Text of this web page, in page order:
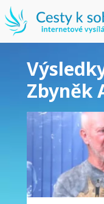
Zbyněk